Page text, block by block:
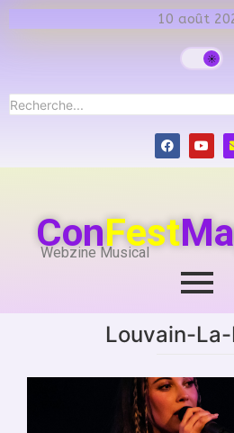
10 août
ConFest
Webzine Musical
Louvain-